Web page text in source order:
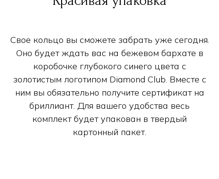
Свое кольцо вы сможете забрать уже сегодня.
Оно будет ждать вас на бежевом бархате в
коробочке глубокого синего цвета с
золотистым логотипом Diamond Club. Вместе с
ним вы обязательно получите сертификат на
бриллиант. Для вашего удобства весь
комплект будет упакован в твердый
картонный пакет.